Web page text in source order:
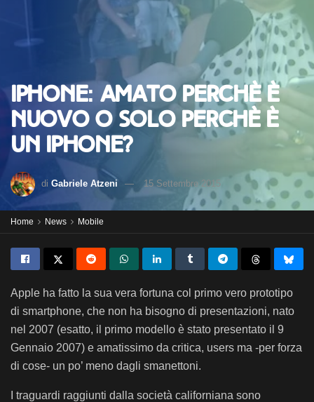
iPhone: amato perchè è
nuovo o solo perchè è
un iPhone?
di Gabriele Atzeni 15 Settembre 2015
Home News Mobile
Apple ha fatto la sua vera fortuna col primo vero prototipo
di smartphone, che non ha bisogno di presentazioni, nato
nel 2007 (esatto, il primo modello è stato presentato il 9
Gennaio 2007) e amatissimo da critica, users ma -per forza
di cose- un po’ meno dagli smanettoni.
I traguardi raggiunti dalla società californiana sono